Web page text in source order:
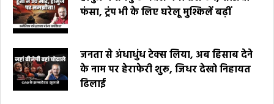
फंसा, ट्रंप भी के लिए घरेलू मुश्किलें बढ़ीं
जनता से अंधाधुंध टेक्स लिया, अब हिसाब देने
के नाम पर हेराफेरी शुरू, जिधर देखो निहायत
ढिलाई